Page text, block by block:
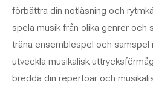
förbättra din notläsning och
spela musik från olika genrer och
träna ensemblespel och samspel
utveckla musikalisk
bredda din repertoar och